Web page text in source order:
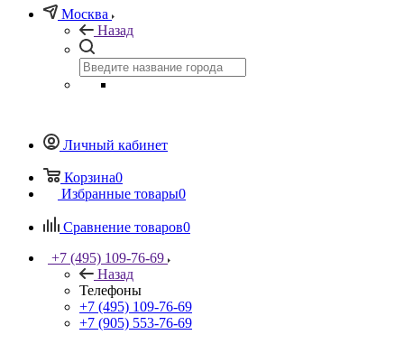
Москва
Назад
Личный кабинет
Корзина0
Избранные товары0
Сравнение товаров0
+7 (495) 109-76-69
Назад
Телефоны
+7 (495) 109-76-69
+7 (905) 553-76-69